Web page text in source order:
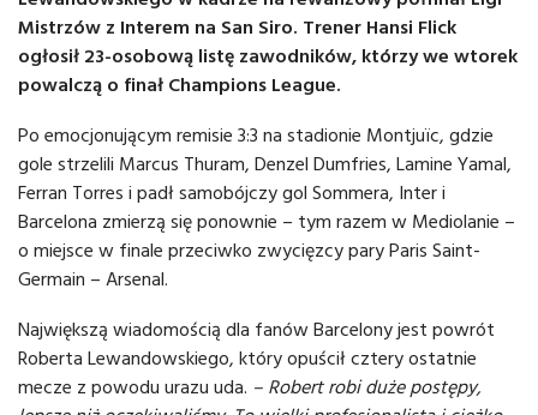
Mistrzów z Interem na San Siro. Trener Hansi Flick
ogłosił 23-osobową listę zawodników, którzy we wtorek
powalczą o finał Champions League.
Po emocjonującym remisie 3:3 na stadionie Montjuïc, gdzie
gole strzelili Marcus Thuram, Denzel Dumfries, Lamine Yamal,
Ferran Torres i padł samobójczy gol Sommera, Inter i
Barcelona zmierzą się ponownie – tym razem w Mediolanie –
o miejsce w finale przeciwko zwycięzcy pary Paris Saint-
Germain – Arsenal.
Największą wiadomością dla fanów Barcelony jest powrót
Roberta Lewandowskiego, który opuścił cztery ostatnie
mecze z powodu urazu uda. – Robert robi duże postępy,